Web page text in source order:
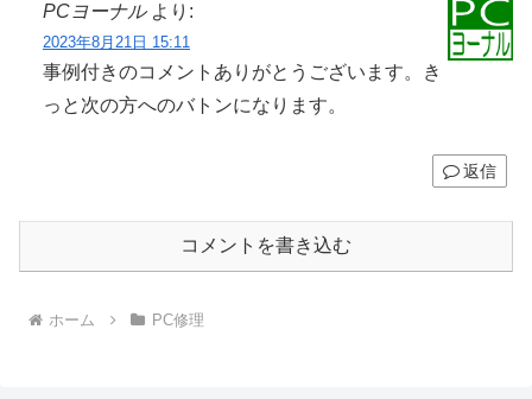
PCヨーナル より:
2023年8月21日 15:11
事例付きのコメントありがとうございます。き
っと次の方へのバトンになります。
返信
コメントを書き込む
ホーム PC修理